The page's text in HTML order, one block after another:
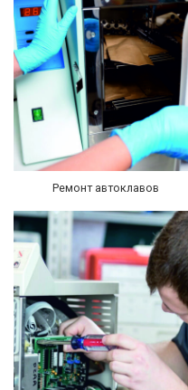
Ремонт автоклавов